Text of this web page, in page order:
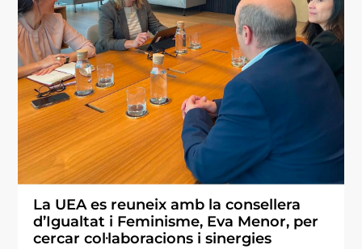
La UEA es reuneix amb la consellera
d’Igualtat i Feminisme, Eva Menor, per
cercar col·laboracions i sinergies